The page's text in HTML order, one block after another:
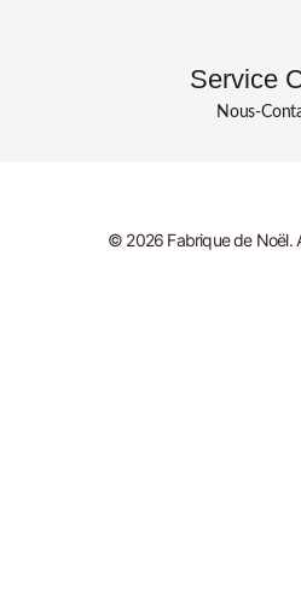
Service
Nous-
© 2026 Fabrique de Noël.